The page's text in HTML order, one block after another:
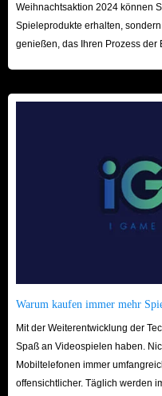
Waffen:Schwerter, Lanzen,
dass die meisten Waffen eine
Nahrung & Elixiere:
für die Küche oder Rüstungs-
Shiekah-Stein-Module:
Modul zum Lösen von Rätseln.
Wie farmt man effektiv?
Farming nach dem
besiegte Gegner und
hochwertige Items erneut zu
Weihnachtsaktion 2024 können
Spieleprodukte erhalten,
genießen, das Ihren Prozess
Warum kaufen immer mehr
Mit der Weiterentwicklung der
Spaß an Videospielen haben.
Mobiltelefonen immer
offensichtlicher. Täglich werden